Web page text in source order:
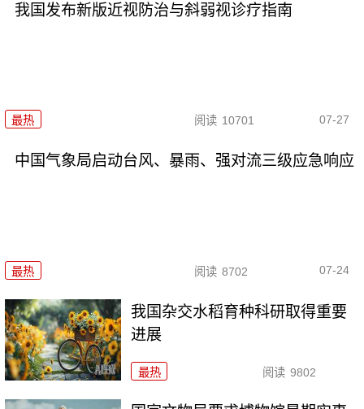
我国发布新版近视防治与斜弱视诊疗指南
最热 阅读 10701 07-27
中国气象局启动台风、暴雨、强对流三级应急响应
最热 阅读 8702 07-24
我国杂交水稻育种科研取得重要
进展
最热 阅读 9802